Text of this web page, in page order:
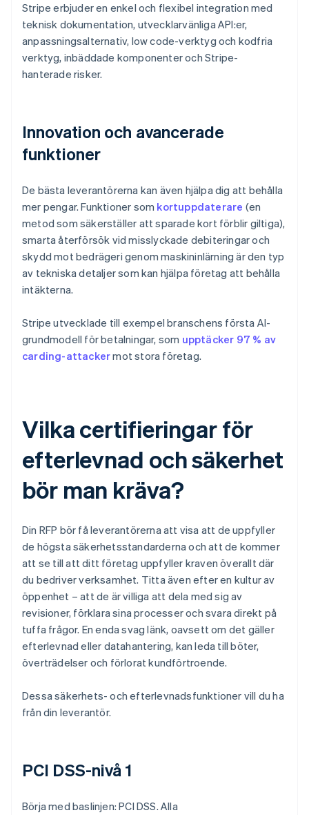
Stripe erbjuder en enkel och flexibel integration med
teknisk dokumentation, utvecklarvänliga API:er,
anpassningsalternativ, low code-verktyg och kodfria
verktyg, inbäddade komponenter och Stripe-
hanterade risker.
Innovation och avancerade
funktioner
De bästa leverantörerna kan även hjälpa dig att behålla
mer pengar. Funktioner som kortuppdaterare (en
metod som säkerställer att sparade kort förblir giltiga),
smarta återförsök vid misslyckade debiteringar och
skydd mot bedrägeri genom maskininlärning är den typ
av tekniska detaljer som kan hjälpa företag att behålla
intäkterna.
Stripe utvecklade till exempel branschens första AI-
grundmodell för betalningar, som upptäcker 97 % av
carding-attackermot stora företag.
Vilka certifieringar för
efterlevnad och säkerhet
bör man kräva?
Din RFP bör få leverantörerna att visa att de uppfyller
de högsta säkerhetsstandarderna och att de kommer
att se till att ditt företag uppfyller kraven överallt där
du bedriver verksamhet. Titta även efter en kultur av
öppenhet – att de är villiga att dela med sig av
revisioner, förklara sina processer och svara direkt på
tuffa frågor. En enda svag länk, oavsett om det gäller
efterlevnad eller datahantering, kan leda till böter,
överträdelser och förlorat kundförtroende.
Dessa säkerhets- och efterlevnadsfunktioner vill du ha
från din leverantör.
PCI DSS-nivå 1
Börja med baslinjen: PCI DSS. Alla